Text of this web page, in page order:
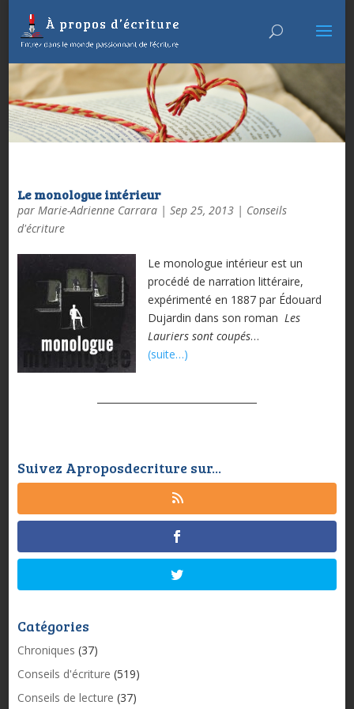
Le monologue intérieur
par Marie-Adrienne Carrara| Sep 25, 2013| Conseils
d'écriture
Le monologue intérieur est un
procédé de narration littéraire,
expérimenté en 1887 par Édouard
Dujardin dans son roman Les
Lauriers sont coupés…
(suite…)
Suivez Aproposdecriture sur...
Catégories
Chroniques (37)
Conseils d'écriture (519)
Conseils de lecture (37)